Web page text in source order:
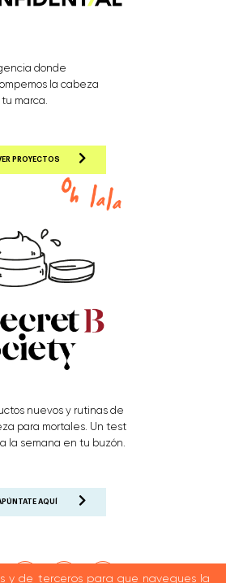
donde
la cabeza
marca.
PROYECTOS
nuevos y rutinas de
para mortales. Un test
la semana en tu buzón.
AQUÍ
y de terceros para que navegues la